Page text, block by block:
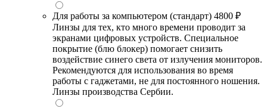
Для работы за компьютером (стандарт) 4800 ₽
Линзы для тех, кто много времени проводит за
экранами цифровых устройств. Специальное
покрытие (блю блокер) помогает снизить
воздействие синего света от излучения мониторов.
Рекомендуются для использования во время
работы с гаджетами, не для постоянного ношения.
Линзы производства Сербии.